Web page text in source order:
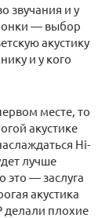
звучания и у
— выбор
акустику
и у кого
месте, то
акустике
Hi-
лучше
это — заслуга
акустика
делали плохие